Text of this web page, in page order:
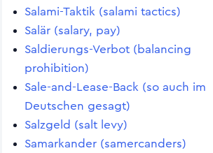
Salami-Taktik (salami tactics)
Salär (salary, pay)
Saldierungs-Verbot (balancing
prohibition)
Sale-and-Lease-Back (so auch im
Deutschen gesagt)
Salzgeld (salt levy)
Samarkander (samercanders)